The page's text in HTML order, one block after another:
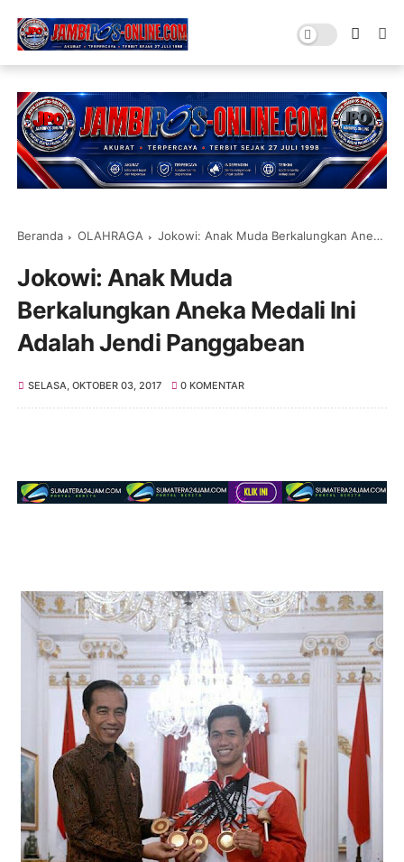
Beranda OLAHRAGA Jokowi: Anak Muda Berkalungkan Aneka Medali Ini Adalah Jendi Panggabean
Jokowi: Anak Muda
Berkalungkan Aneka Medali Ini
Adalah Jendi Panggabean
SELASA, OKTOBER 03, 2017 0 KOMENTAR